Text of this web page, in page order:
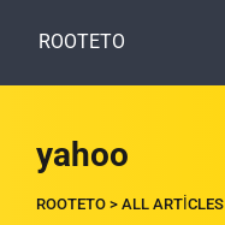
ROOTETO
yahoo
ROOTETO > ALL ARTICLES